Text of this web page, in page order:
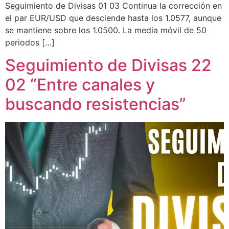
Seguimiento de Divisas 01 03 Continua la corrección en
el par EUR/USD que desciende hasta los 1.0577, aunque
se mantiene sobre los 1.0500. La media móvil de 50
periodos […]
Seguimiento de Divisas 22
02 “Entre canales y
buscando resistencias”